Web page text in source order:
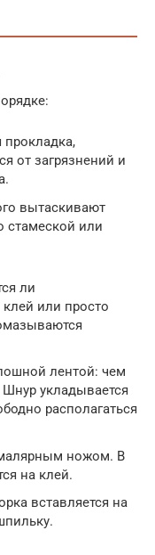
прокладка,
от загрязнений и
вытаскивают
стамеской или
ли
клей или просто
лентой: чем
укладывается
располагаться
ножом. В
на клей.
вставляется на